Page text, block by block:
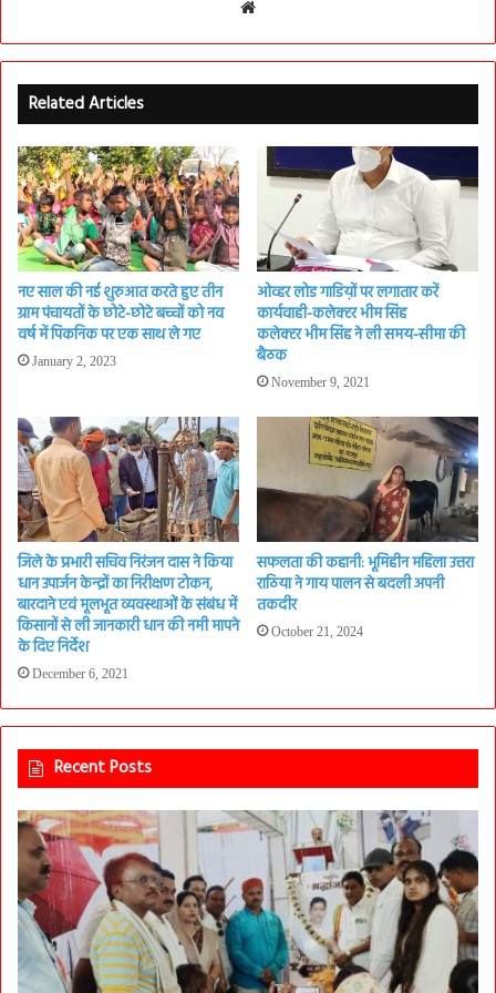
Related Articles
नए साल की नई शुरुआत करते हुए तीन
ग्राम पंचायतों के छोटे-छोटे बच्चों को नव
वर्ष में पिकनिक पर एक साथ ले गए
January 2, 2023
ओव्हर लोड गाडिय़ों पर लगातार करें
कार्यवाही-कलेक्टर भीम सिंह
कलेक्टर भीम सिंह ने ली समय-सीमा की
बैठक
November 9, 2021
जिले के प्रभारी सचिव निरंजन दास ने किया
धान उपार्जन केन्द्रों का निरीक्षण टोकन,
बारदाने एवं मूलभूत व्यवस्थाओं के संबंध में
किसानों से ली जानकारी धान की नमी मापने
के दिए निर्देश
December 6, 2021
सफलता की कहानी: भूमिहीन महिला उत्तरा
राठिया ने गाय पालन से बदली अपनी
तकदीर
October 21, 2024
Recent Posts